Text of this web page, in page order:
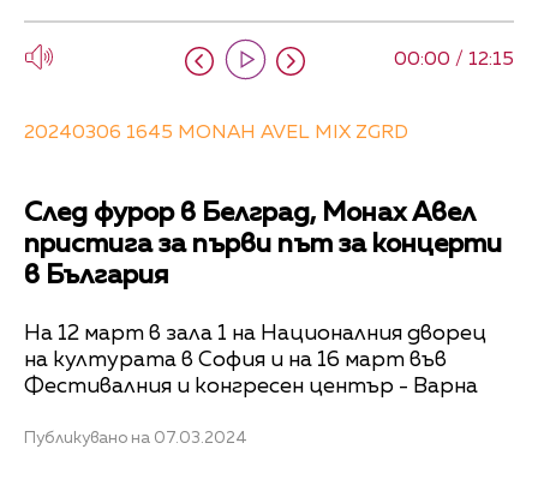
00:00 / 12:15
20240306 1645 MONAH AVEL MIX ZGRD
След фурор в Белград, Монах Авел
пристига за първи път за концерти
в България
На 12 март в зала 1 на Националния дворец
на културата в София и на 16 март във
Фестивалния и конгресен център - Варна
Публикувано на 07.03.2024